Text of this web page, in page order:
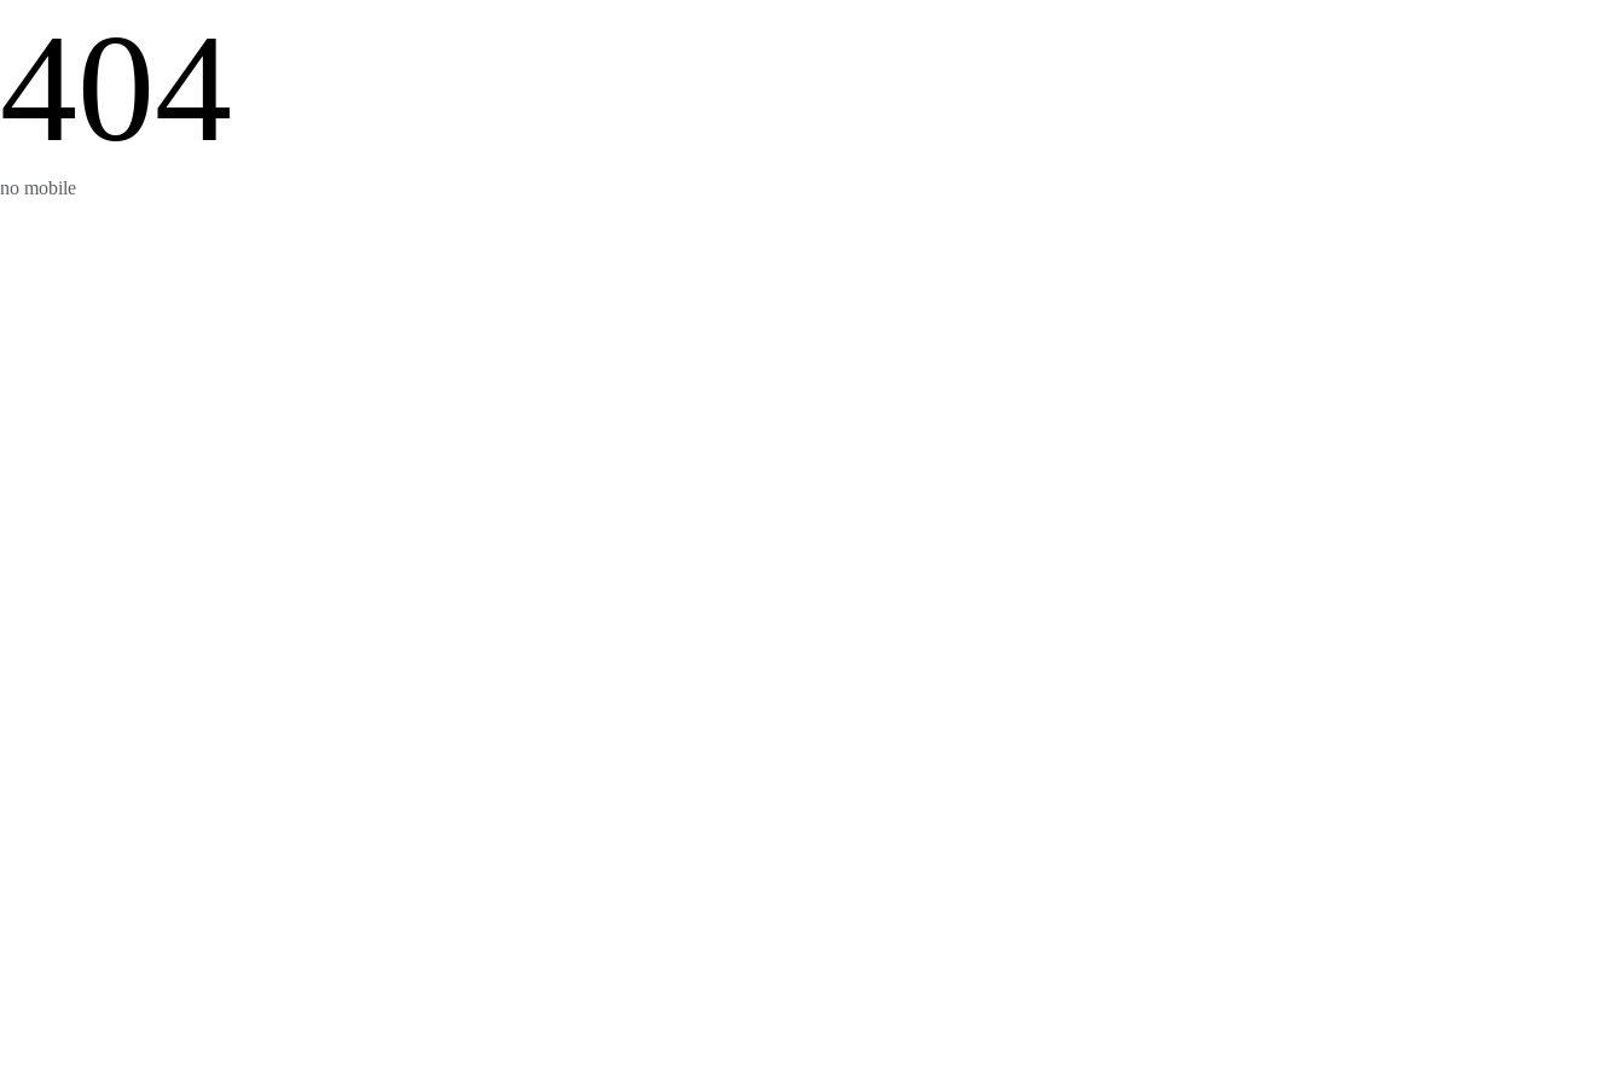
404
no mobile